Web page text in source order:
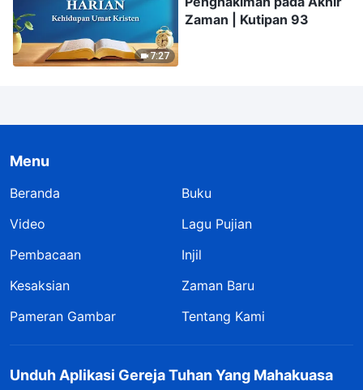
7:27
Zaman | Kutipan 93
Menu
Beranda
Buku
Video
Lagu Pujian
Pembacaan
Injil
Kesaksian
Zaman Baru
Pameran Gambar
Tentang Kami
Unduh Aplikasi Gereja Tuhan Yang Mahakuasa